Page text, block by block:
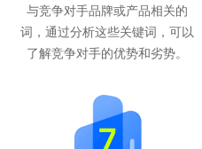
与竞争对手品牌或产品相关的
词，通过分析这些关键词，可以
了解竞争对手的优势和劣势。